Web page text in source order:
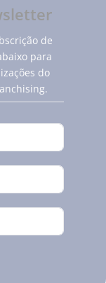
de
para
do